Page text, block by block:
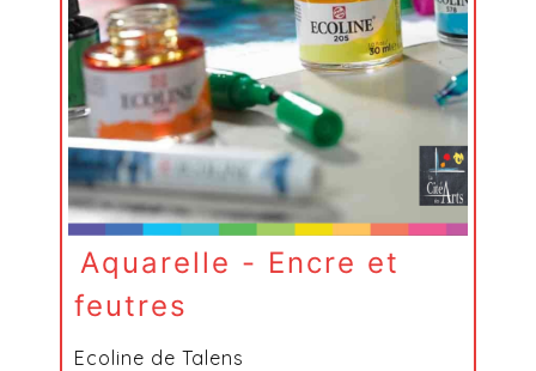
Aquarelle - Encre et
feutres
Ecoline de Talens